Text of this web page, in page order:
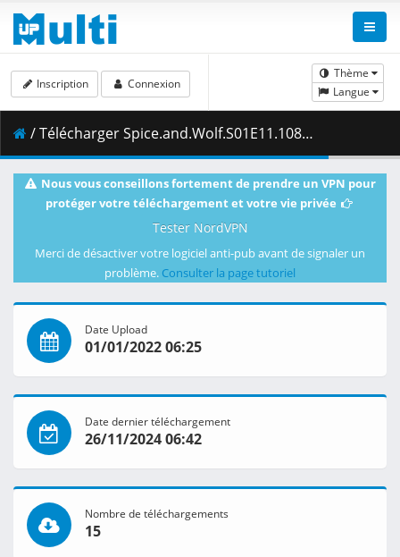
Thème
Langue
Inscription Connexion
/ Télécharger Spice.and.Wolf.S01E11.1080p.BluRay.10-Bit.Dual-Audio.FLAC5.1.x265-YURASUKA.mkv.003 ( 449.22 MB )
Nous vous conseillons fortement de prendre un VPN pour
protéger votre téléchargement et votre vie privée
Tester NordVPN
Merci de désactiver votre logiciel anti-pub avant de signaler un
problème. Consulter la page tutoriel
Date Upload
01/01/2022 06:25
Date dernier téléchargement
26/11/2024 06:42
Nombre de téléchargements
15